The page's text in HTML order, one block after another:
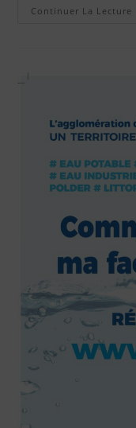
Continuer La Lecture